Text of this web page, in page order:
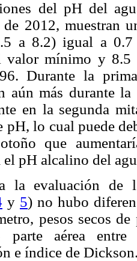
del pH del
de 2012, muestran
a 8.2) igual a 0.7
valor mínimo y
Durante la
aún más durante
en la segunda
pH, lo cual puede
que
el pH alcalino del
la evaluación de
y 5) no hubo
pesos secos
parte aérea
e índice de